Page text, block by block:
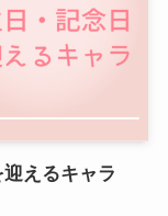
えるキャラ